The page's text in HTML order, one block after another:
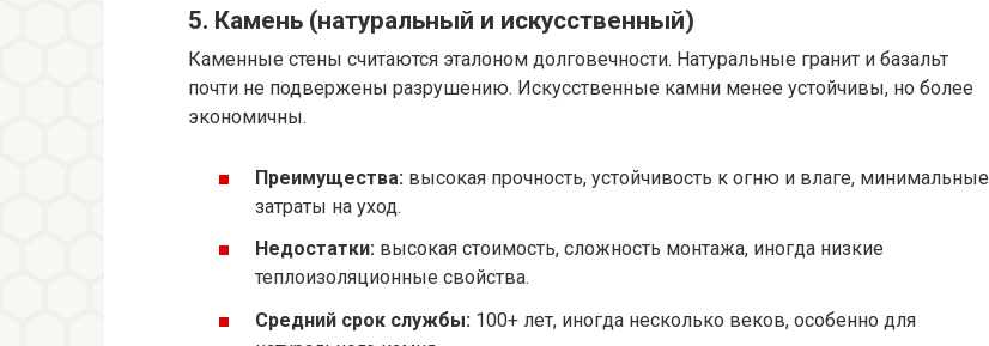
5. Камень (натуральный и искусственный)
Каменные стены считаются эталоном долговечности. Натуральные гранит и базальт
почти не подвержены разрушению. Искусственные камни менее устойчивы, но более
экономичны.
Преимущества: высокая прочность, устойчивость к огню и влаге, минимальные
затраты на уход.
Недостатки: высокая стоимость, сложность монтажа, иногда низкие
теплоизоляционные свойства.
Средний срок службы: 100+ лет, иногда несколько веков, особенно для